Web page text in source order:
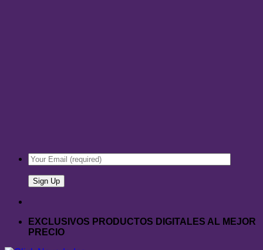
EXCLUSIVOS PRODUCTOS DIGITALES AL MEJOR
PRECIO